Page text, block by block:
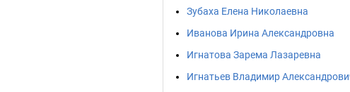
Зубаха Елена Николаевна
Иванова Ирина Александровна
Игнатова Зарема Лазаревна
Игнатьев Владимир